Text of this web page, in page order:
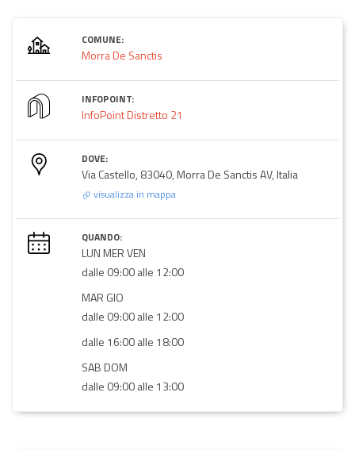
COMUNE:
Morra De Sanctis
INFOPOINT:
InfoPoint Distretto 21
DOVE:
Via Castello, 83040, Morra De Sanctis AV, Italia
visualizza in mappa
QUANDO:
LUN MER VEN
dalle 09:00 alle 12:00
MAR GIO
dalle 09:00 alle 12:00
dalle 16:00 alle 18:00
SAB DOM
dalle 09:00 alle 13:00